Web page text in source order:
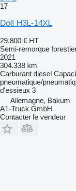
17
Doll H3L-14XL
29.800 € HT
Semi-remorque
2021
304.338 km
Carburant diesel
pneumatique/
d'essieux 3
Allemagne, Bakum
A1-Truck GmbH
Contacter le vendeur